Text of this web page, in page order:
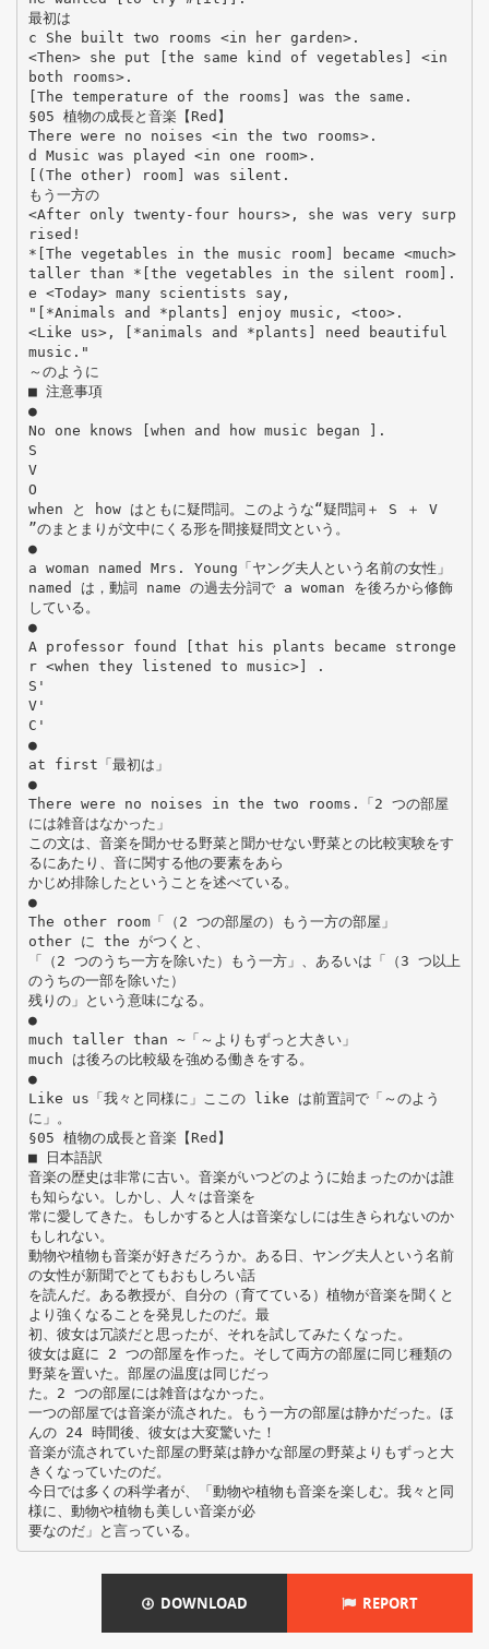
最初は
c She built two rooms <in her garden>.
<Then> she put [the same kind of vegetables] <in
both rooms>.
[The temperature of the rooms] was the same.
§05 植物の成長と音楽【Red】
There were no noises <in the two rooms>.
d Music was played <in one room>.
[(The other) room] was silent.
もう一方の
<After only twenty-four hours>, she was very surp
rised!
*[The vegetables in the music room] became <much>
taller than *[the vegetables in the silent room].
e <Today> many scientists say,
"[*Animals and *plants] enjoy music, <too>.
<Like us>, [*animals and *plants] need beautiful
music."
～のように
■ 注意事項
●
No one knows [when and how music began ].
S
V
O
when と how はともに疑問詞。このような“疑問詞＋ S ＋ V
”のまとまりが文中にくる形を間接疑問文という。
●
a woman named Mrs. Young「ヤング夫人という名前の女性」
named は，動詞 name の過去分詞で a woman を後ろから修飾
している。
●
A professor found [that his plants became stronge
r <when they listened to music>] .
S'
V'
C'
●
at first「最初は」
●
There were no noises in the two rooms.「2 つの部屋
には雑音はなかった」
この文は、音楽を聞かせる野菜と聞かせない野菜との比較実験をす
るにあたり、音に関する他の要素をあら
かじめ排除したということを述べている。
●
The other room「（2 つの部屋の）もう一方の部屋」
other に the がつくと、
「（2 つのうち一方を除いた）もう一方」、あるいは「（3 つ以上
のうちの一部を除いた）
残りの」という意味になる。
●
much taller than ~「～よりもずっと大きい」
much は後ろの比較級を強める働きをする。
●
Like us「我々と同様に」ここの like は前置詞で「～のよう
に」。
§05 植物の成長と音楽【Red】
■ 日本語訳
音楽の歴史は非常に古い。音楽がいつどのように始まったのかは誰
も知らない。しかし、人々は音楽を
常に愛してきた。もしかすると人は音楽なしには生きられないのか
もしれない。
動物や植物も音楽が好きだろうか。ある日、ヤング夫人という名前
の女性が新聞でとてもおもしろい話
を読んだ。ある教授が、自分の（育てている）植物が音楽を聞くと
より強くなることを発見したのだ。最
初、彼女は冗談だと思ったが、それを試してみたくなった。
彼女は庭に 2 つの部屋を作った。そして両方の部屋に同じ種類の
野菜を置いた。部屋の温度は同じだっ
た。2 つの部屋には雑音はなかった。
一つの部屋では音楽が流された。もう一方の部屋は静かだった。ほ
んの 24 時間後、彼女は大変驚いた！
音楽が流されていた部屋の野菜は静かな部屋の野菜よりもずっと大
きくなっていたのだ。
今日では多くの科学者が、「動物や植物も音楽を楽しむ。我々と同
様に、動物や植物も美しい音楽が必
DOWNLOAD REPORT